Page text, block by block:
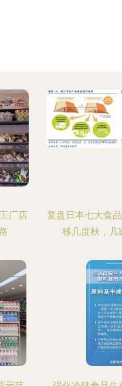
厂店
复盘日本七大食
移几度秋，几